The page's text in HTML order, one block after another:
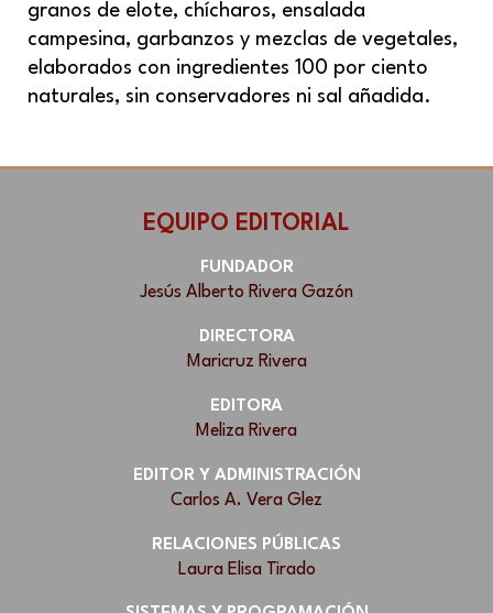
granos de elote, chícharos, ensalada
campesina, garbanzos y mezclas de vegetales,
elaborados con ingredientes 100 por ciento
naturales, sin conservadores ni sal añadida.
EQUIPO EDITORIAL
FUNDADOR
Jesús Alberto Rivera Gazón
DIRECTORA
Maricruz Rivera
EDITORA
Meliza Rivera
EDITOR Y ADMINISTRACIÓN
Carlos A. Vera Glez
RELACIONES PÚBLICAS
Laura Elisa Tirado